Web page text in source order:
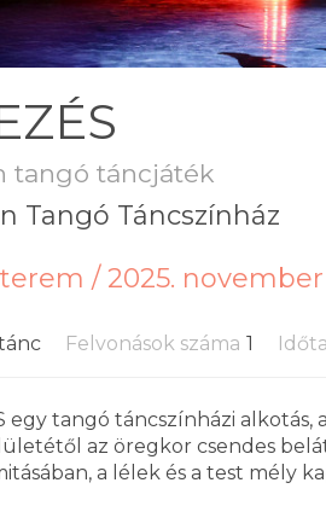
tangó táncjáték
Tangó Táncszínház
/ 2025. november
Felvonások száma 1
egy tangó táncszínházi
az öregkor csendes
a lélek és a test mély